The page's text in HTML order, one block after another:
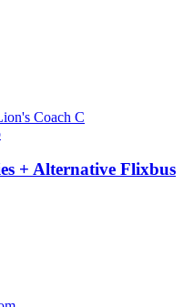
Coach C
+ Alternative Flixbus